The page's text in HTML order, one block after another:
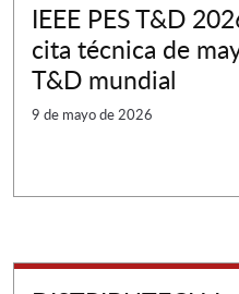
IEEE PES T&D
cita técnica de
T&D mundial
9 de mayo de 2026